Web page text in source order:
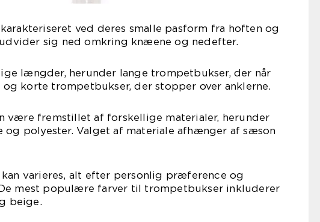
ved deres smalle pasform fra hoften og
sig ned omkring knæene og nedefter.
længder, herunder lange trompetbukser, der når
korte trompetbukser, der stopper over anklerne.
være fremstillet af forskellige materialer, herunder
og polyester. Valget af materiale afhænger af sæson
kan varieres, alt efter personlig præference og
mest populære farver til trompetbukser inkluderer
beige.